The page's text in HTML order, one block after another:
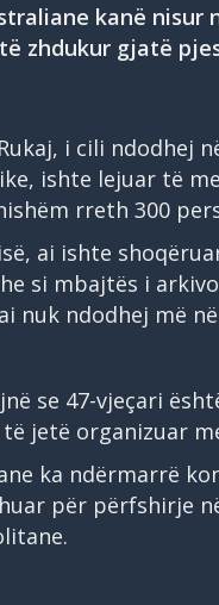
kanë nisur
zhdukur gjatë
i cili ndodhej
ishte lejuar të
rreth 300
ai ishte
si mbajtës i
nuk ndodhej më
se 47-vjeçari
jetë organizuar
ka ndërmarrë
për përfshirje